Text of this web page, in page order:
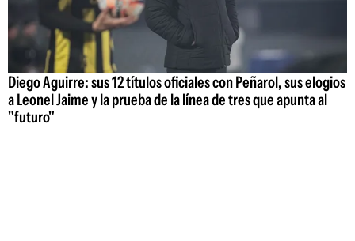
Diego Aguirre: sus 12 títulos oficiales con Peñarol, sus elogios
a Leonel Jaime y la prueba de la línea de tres que apunta al
"futuro"